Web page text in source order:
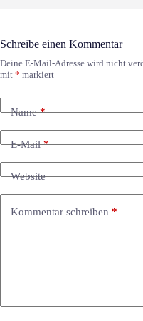
Schreibe einen Kommentar
Deine E-Mail-Adresse wird nicht
mit * markiert
Name*
E-Mail*
Website
Kommentar schreiben *